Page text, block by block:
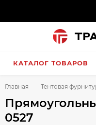
КАТАЛОГ ТОВАРОВ
Главная Тентовая
0527